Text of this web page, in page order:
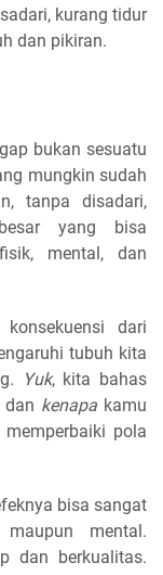
kurang tidur
dan pikiran.
bukan sesuatu
mungkin sudah
tanpa disadari,
yang bisa
mental, dan
dari
tubuh kita
Yuk, kita bahas
dan kenapa kamu
pola
bisa sangat
mental.
dan berkualitas.